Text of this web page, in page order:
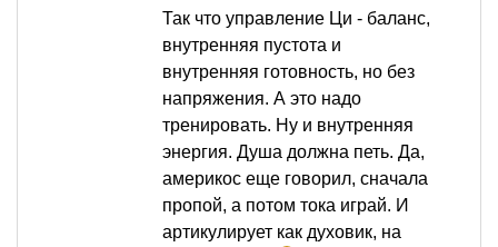
Так что управление Ци - баланс,
внутренняя пустота и
внутренняя готовность, но без
напряжения. А это надо
тренировать. Ну и внутренняя
энергия. Душа должна петь. Да,
америкос еще говорил, сначала
пропой, а потом тока играй. И
артикулирует как духовик, на